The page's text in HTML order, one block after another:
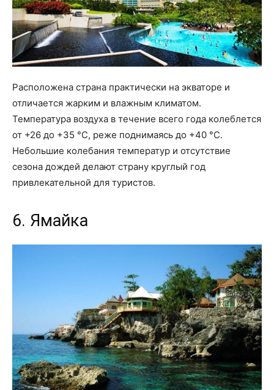
Расположена страна практически на экваторе и
отличается жарким и влажным климатом.
Температура воздуха в течение всего года колеблется
от +26 до +35 °С, реже поднимаясь до +40 °С.
Небольшие колебания температур и отсутствие
сезона дождей делают страну круглый год
привлекательной для туристов.
6. Ямайка